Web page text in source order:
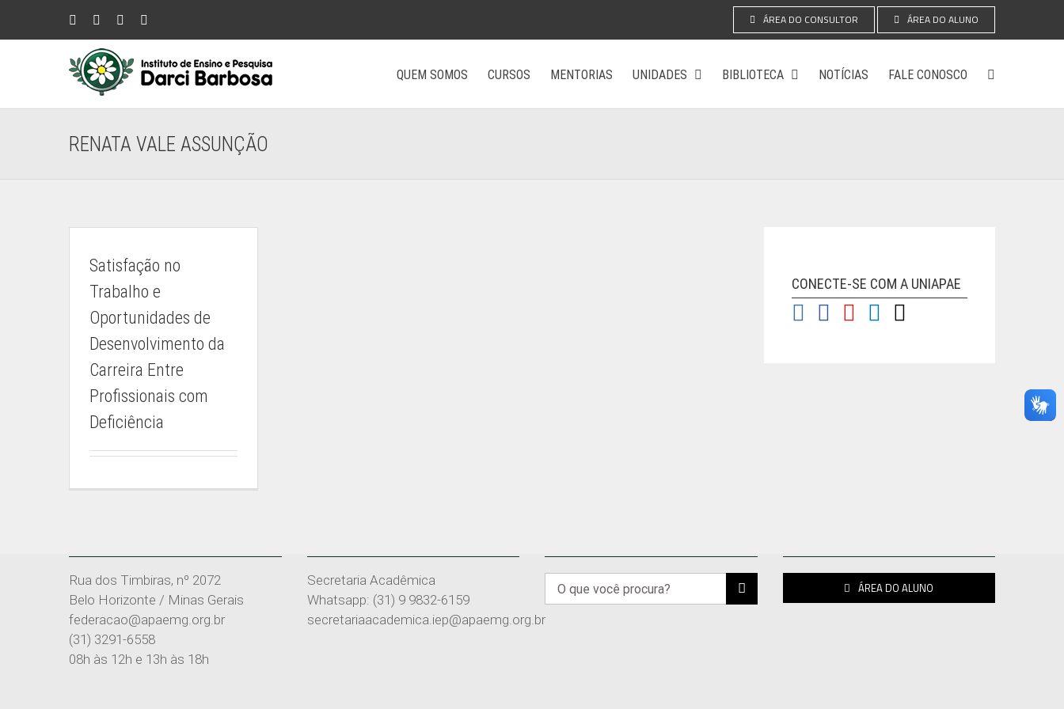
InstagramFacebookYouTube ÁREA DO CONSULTOR ÁREA DO ALUNO
QUEM SOMOS CURSOS MENTORIAS UNIDADES BIBLIOTECA NOTÍCIAS FALE CONOSCO
RENATA VALE ASSUNÇÃO
Satisfação no
Trabalho e
Oportunidades de
Desenvolvimento da
Carreira Entre
Profissionais com
Deficiência
CONECTE-SE COM A UNIAPAE
Rua dos Timbiras, nº 2072
Belo Horizonte / Minas Gerais
federacao@apaemg.org.br
(31) 3291-6558
08h às 12h e 13h às 18h
Secretaria Acadêmica
Whatsapp: (31) 9 9832-6159
secretariaacademica.iep@apaemg.org.br
Buscar
resultados
para:
ÁREA DO ALUNO